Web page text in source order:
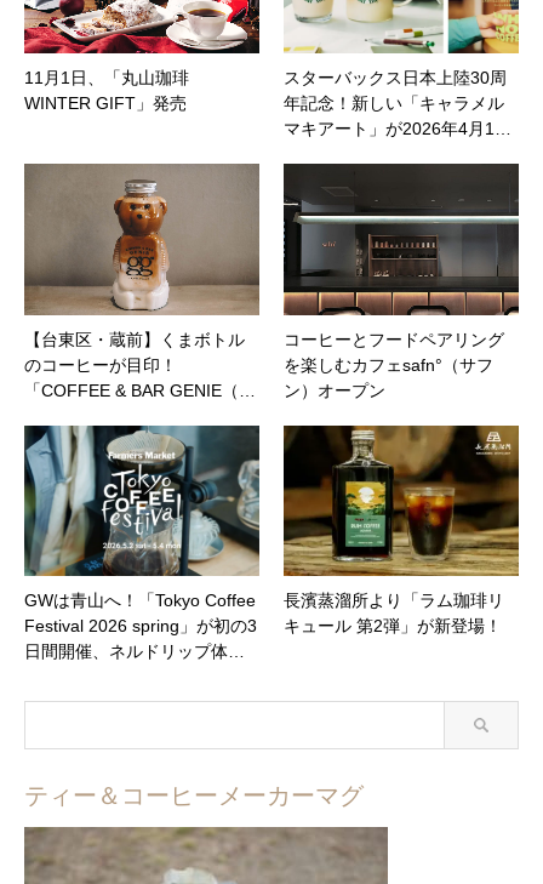
11月1日、「丸山珈琲
WINTER GIFT」発売
スターバックス日本上陸30周
年記念！新しい「キャラメル
マキアート」が2026年4月1…
【台東区・蔵前】くまボトル
のコーヒーが目印！
「COFFEE & BAR GENIE（…
コーヒーとフードペアリング
を楽しむカフェsafn°（サフ
ン）オープン
GWは青山へ！「Tokyo Coffee
Festival 2026 spring」が初の3
日間開催、ネルドリップ体…
長濱蒸溜所より「ラム珈琲リ
キュール 第2弾」が新登場！
ティー＆コーヒーメーカーマグ